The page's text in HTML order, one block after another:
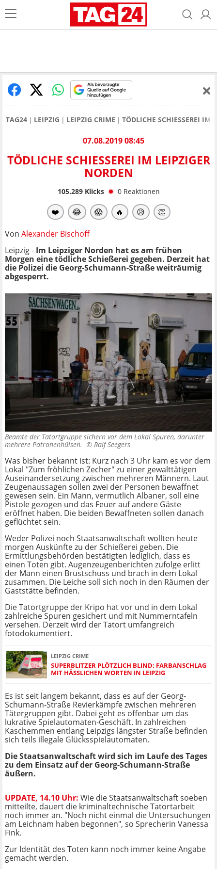
TAG24 LEIPZIG LEIPZIG CRIME TÖDLICHE SCHIESSEREI IM
07.08.2019 08:45
TÖDLICHE SCHIESSEREI IM LEIPZIGER N
ORDEN
105.289Klicks 0 Reaktionen
❤️ 😂 😱 🔥 😥 👏
Von Alexander Bischoff
Leipzig - Im Leipziger Norden hat es am frühen
Morgen eine tödliche Schießerei gegeben. Derzeit hat
die Polizei die Georg-Schumann-Straße weiträumig
abgesperrt.
Beamte der Tatortgruppe sichern vor dem Lokal Spuren, darunter
mehrere Patronenhülsen. © Ralf Seegers
Was bisher bekannt ist: Kurz nach 3 Uhr kam es vor dem
Lokal "Zum fröhlichen Zecher" zu einer gewalttätigen
Auseinandersetzung zwischen mehreren Männern. Laut
Zeugenaussagen sollen zwei der Personen bewaffnet
gewesen sein. Ein Mann, vermutlich Albaner, soll eine
Pistole gezogen und das Feuer auf andere Gäste
eröffnet haben. Die beiden Bewaffneten sollen danach
geflüchtet sein.
Weder Polizei noch Staatsanwaltschaft wollten heute
morgen Auskünfte zu der Schießerei geben. Die
Ermittlungsbehörden bestätigten lediglich, dass es
einen Toten gibt. Augenzeugenberichten zufolge erlitt
der Mann einen Brustschuss und brach in dem Lokal
zusammen. Die Leiche soll sich noch in den Räumen der
Gaststätte befinden.
Die Tatortgruppe der Kripo hat vor und in dem Lokal
zahlreiche Spuren gesichert und mit Nummerntafeln
versehen. Derzeit wird der Tatort umfangreich
fotodokumentiert.
LEIPZIG CRIME
SUPERBLITZER PLÖTZLICH BLIND: FARBANSCHLAG
MIT HÄSSLICHEN WORTEN IN LEIPZIG
Es ist seit langem bekannt, dass es auf der Georg-
Schumann-Straße Revierkämpfe zwischen mehreren
Tätergruppen gibt. Dabei geht es offenbar um das
lukrative Spielautomaten-Geschäft. In zahlreichen
Kaschemmen entlang Leipzigs längster Straße befinden
sich teils illegale Glücksspielautomaten.
Die Staatsanwaltschaft wird sich im Laufe des Tages
zu dem Einsatz auf der Georg-Schumann-Straße
äußern.
UPDATE, 14.10 Uhr: Wie die Staatsanwaltschaft soeben
mitteilte, dauert die kriminaltechnische Tatortarbeit
noch immer an. "Noch nicht einmal die Untersuchungen
am Leichnam haben begonnen", so Sprecherin Vanessa
Fink.
Zur Identität des Toten kann noch immer keine Angabe
gemacht werden.